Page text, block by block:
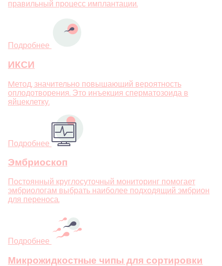
правильный процесс имплантации.
Подробнее
ИКСИ
Mетод, значительно повышающий вероятность
оплодотворения. Это инъекция сперматозоида в
яйцеклетку.
Подробнее
Эмбриоскоп
Постоянный круглосуточный мониторинг помогает
эмбриологам выбрать наиболее подходящий эмбрион
для переноса.
Подробнее
Микрожидкостные чипы для сортировки